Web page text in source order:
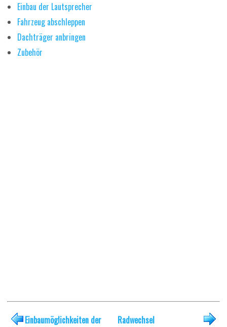
Einbau der Lautsprecher
Fahrzeug abschleppen
Dachträger anbringen
Zubehör
Einbaumöglichkeiten der
Radwechsel